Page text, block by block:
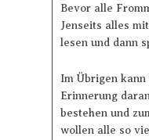
Bevor alle
Jenseits alles
lesen und dann
Im Übrigen
Erinnerung
bestehen und
wollen alle so